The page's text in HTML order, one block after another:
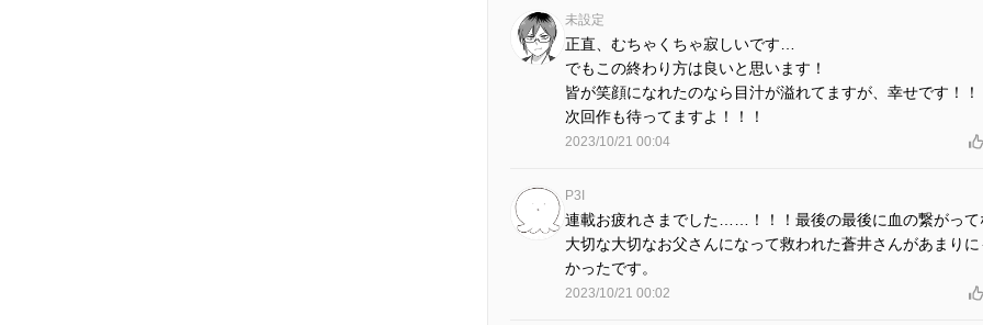
未設定
正直、むちゃくちゃ寂しいです…
でもこの終わり方は良いと思います！
皆が笑顔になれたのなら目汁が溢れてますが、幸せです！！
次回作も待ってますよ！！！
2023/10/21 00:04
P3I
連載お疲れさまでした……！！！最後の最後に血の繋がって
大切な大切なお父さんになって救われた蒼井さんがあまりに
かったです。
2023/10/21 00:02